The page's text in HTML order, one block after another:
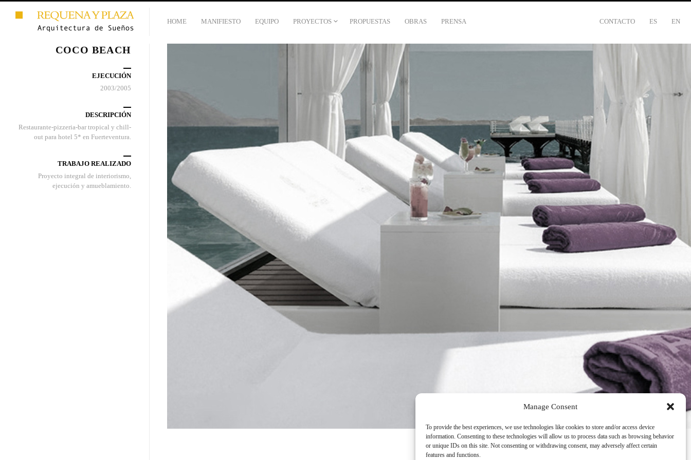
Manage Consent
To provide the best experiences, we use technologies like cookies to store and/or access device
information. Consenting to these technologies will allow us to process data such as browsing behavior
or unique IDs on this site. Not consenting or withdrawing consent, may adversely affect certain
features and functions.
HOME MANIFIESTO EQUIPO PROYECTOS PROPUESTAS OBRAS PRENSA CONTACTO ES EN
COCO BEACH
EJECUCIÓN
2003/2005
DESCRIPCIÓN
Restaurante-pizzeria-bar tropical y chill-
out para hotel 5* en Fuerteventura.
TRABAJO REALIZADO
Proyecto integral de interiorismo,
ejecución y amueblamiento.